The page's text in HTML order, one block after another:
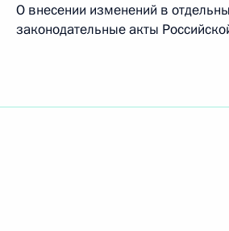
О внесении изменений в
законодательные акты